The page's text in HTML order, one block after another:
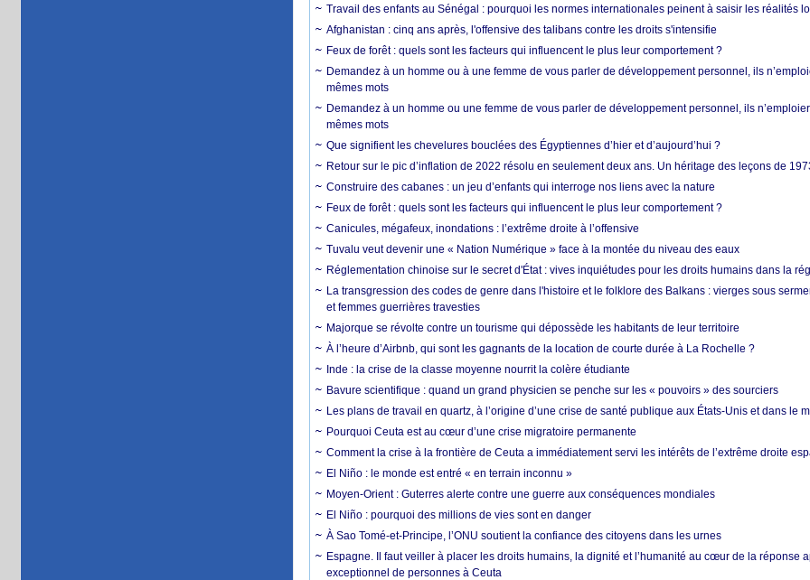
Travail des enfants au Sénégal : pourquoi les normes internationales peinent à saisir les réalités
Afghanistan : cinq ans après, l'offensive des talibans contre les droits s'intensifie
Feux de forêt : quels sont les facteurs qui influencent le plus leur comportement ?
Demandez à un homme ou à une femme de vous parler de développement personnel, ils
mêmes mots
Demandez à un homme ou une femme de vous parler de développement personnel, ils
mêmes mots
Que signifient les chevelures bouclées des Égyptiennes d’hier et d’aujourd’hui ?
Retour sur le pic d’inflation de 2022 résolu en seulement deux ans. Un héritage des leçons de
Construire des cabanes : un jeu d’enfants qui interroge nos liens avec la nature
Feux de forêt : quels sont les facteurs qui influencent le plus leur comportement ?
Canicules, mégafeux, inondations : l’extrême droite à l’offensive
Tuvalu veut devenir une « Nation Numérique » face à la montée du niveau des eaux
Réglementation chinoise sur le secret d'État : vives inquiétudes pour les droits humains dans la
La transgression des codes de genre dans l'histoire et le folklore des Balkans : vierges sous
et femmes guerrières travesties
Majorque se révolte contre un tourisme qui dépossède les habitants de leur territoire
À l’heure d’Airbnb, qui sont les gagnants de la location de courte durée à La Rochelle ?
Inde : la crise de la classe moyenne nourrit la colère étudiante
Bavure scientifique : quand un grand physicien se penche sur les « pouvoirs » des sourciers
Les plans de travail en quartz, à l’origine d’une crise de santé publique aux États-Unis et dans le
Pourquoi Ceuta est au cœur d’une crise migratoire permanente
Comment la crise à la frontière de Ceuta a immédiatement servi les intérêts de l’extrême droite
El Niño : le monde est entré « en terrain inconnu »
Moyen-Orient : Guterres alerte contre une guerre aux conséquences mondiales
El Niño : pourquoi des millions de vies sont en danger
À Sao Tomé-et-Principe, l’ONU soutient la confiance des citoyens dans les urnes
Espagne. Il faut veiller à placer les droits humains, la dignité et l’humanité au cœur de la réponse
exceptionnel de personnes à Ceuta